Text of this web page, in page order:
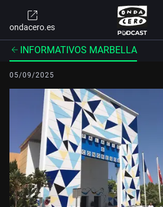
ondacero.es
INFORMATIVOS MARBELLA
05/09/2025